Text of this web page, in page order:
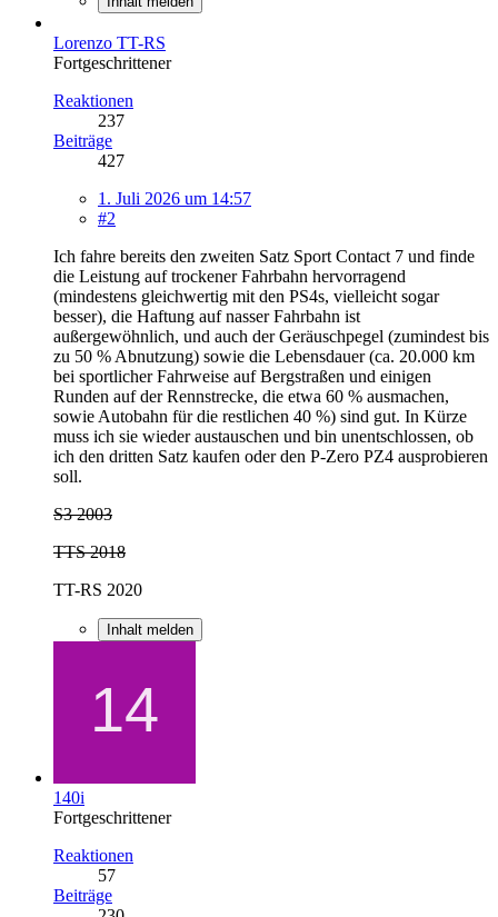
Lorenzo TT-RS
Fortgeschrittener
Reaktionen
237
Beiträge
427
1. Juli 2026 um 14:57
#2
Ich fahre bereits den zweiten Satz Sport Contact 7 und finde
die Leistung auf trockener Fahrbahn hervorragend
(mindestens gleichwertig mit den PS4s, vielleicht sogar
besser), die Haftung auf nasser Fahrbahn ist
außergewöhnlich, und auch der Geräuschpegel (zumindest bis
zu 50 % Abnutzung) sowie die Lebensdauer (ca. 20.000 km
bei sportlicher Fahrweise auf Bergstraßen und einigen
Runden auf der Rennstrecke, die etwa 60 % ausmachen,
sowie Autobahn für die restlichen 40 %) sind gut. In Kürze
muss ich sie wieder austauschen und bin unentschlossen, ob
ich den dritten Satz kaufen oder den P-Zero PZ4 ausprobieren
soll.
S3 2003
TTS 2018
TT-RS 2020
Inhalt melden
140i
Fortgeschrittener
Reaktionen
57
Beiträge